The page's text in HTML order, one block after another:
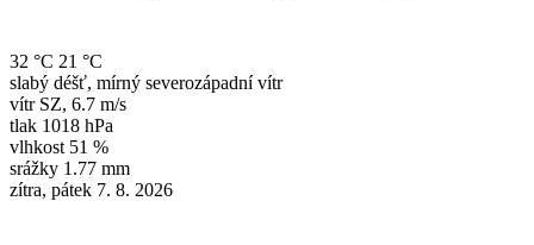
32 °C 21 °C
slabý déšť, mírný severozápadní vítr
vítr SZ, 6.7 m/s
tlak 1018 hPa
vlhkost 51 %
srážky 1.77 mm
zítra, pátek 7. 8. 2026